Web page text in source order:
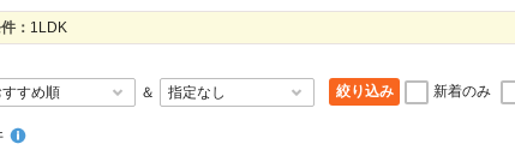
： 1LDK
＆ 絞り込み 新着のみ